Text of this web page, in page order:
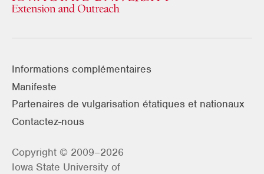
Informations complémentaires
Manifeste
Partenaires de vulgarisation étatiques et nationaux
Contactez-nous
Copyright © 2009–2026
Iowa State University of